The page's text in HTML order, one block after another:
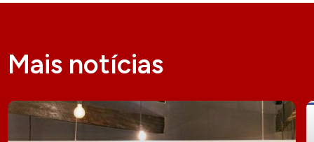
Mais notícias